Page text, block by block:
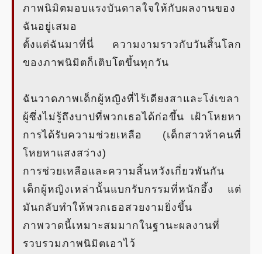
ภาพนิมิตมอบแรงบันดาลใจให้กับผลงานของ
ฉันอยู่เสมอ
ตั้งแต่ฉันมาที่นี่ ความงามราวกับวันสิ้นโลก
ของภาพนิมิตก็เติบโตขึ้นทุกวัน
ฉันวาดภาพเด็กผู้หญิงที่ไร้เดียงสาและโง่เขลา
ผู้ซึ่งไม่รู้ถึงบาปที่พวกเธอได้ก่อขึ้น เฝ้าโหยหา
การได้รับความช่วยเหลือ (เด็กสาวห้าคนที่
โหยหาแสงสว่าง)
การช่วยเหลือและความสิ้นหวังเกี่ยวพันกัน
เด็กผู้หญิงเหล่านั้นแบกรับกรรมที่หนักอึ้ง แต่
มันกลับทำให้พวกเธอสวยงามยิ่งขึ้น
ภาพวาดนี้เหมาะสมมากในฐานะผลงานที่
รวบรวมภาพนิมิตเอาไว้